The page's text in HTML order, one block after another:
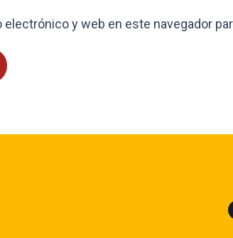
electrónico y web en este navegador